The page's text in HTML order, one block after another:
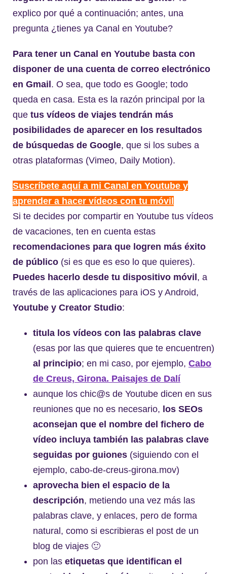
explico por qué a continuación; antes, una
pregunta ¿tienes ya Canal en Youtube?
Para tener un Canal en Youtube basta con
disponer de una cuenta de correo electrónico
en Gmail . O sea, que todo es Google; todo
queda en casa. Esta es la razón principal por la
que tus vídeos de viajes tendrán más
posibilidades de aparecer en los resultados
de búsquedas de Google, que si los subes a
otras plataformas (Vimeo, Daily Motion).
Suscríbete aquí a mi Canal en Youtube y
aprender a hacer vídeos con tu móvil
Si te decides por compartir en Youtube tus vídeos
de vacaciones, ten en cuenta estas
recomendaciones para que logren más éxito
de público (si es que es eso lo que quieres).
Puedes hacerlo desde tu dispositivo móvil , a
través de las aplicaciones para iOS y Android,
Youtube y Creator Studio:
titula los vídeos con las palabras clave
(esas por las que quieres que te encuentren)
al principio; en mi caso, por ejemplo, Cabo
de Creus, Girona. Paisajes de Dalí
aunque los chic@s de Youtube dicen en sus
reuniones que no es necesario, los SEOs
aconsejan que el nombre del fichero de
vídeo incluya también las palabras clave
seguidas por guiones (siguiendo con el
ejemplo, cabo-de-creus-girona.mov)
aprovecha bien el espacio de la
descripción, metiendo una vez más las
palabras clave, y enlaces, pero de forma
natural, como si escribieras el post de un
blog de viajes 🙂
pon las etiquetas que identifican el